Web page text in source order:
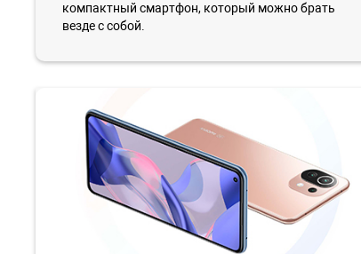
компактный смартфон, который можно брать
везде с собой.